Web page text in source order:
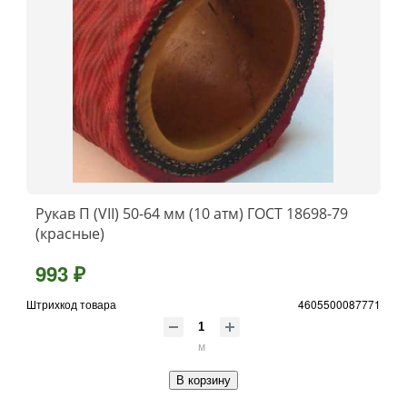
Рукав П (VII) 50-64 мм (10 атм) ГОСТ 18698-79
(красные)
993 ₽
Штрихкод товара 4605500087771
м
В корзину